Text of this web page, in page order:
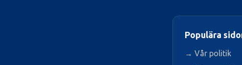
Populära
→ Vår politik